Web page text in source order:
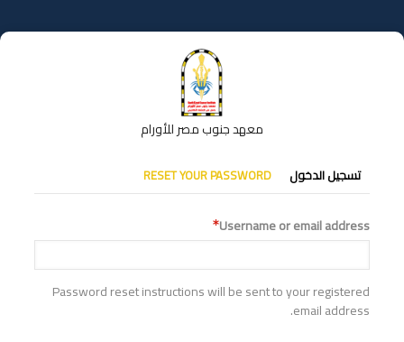
إلى
المحتوى
معهد جنوب مصر للأورام
التبويبات
الأساسية
تسجيل الدخول RESET YOUR PASSWORD
Username or email address
Password reset instructions will be sent to your registered
email address.